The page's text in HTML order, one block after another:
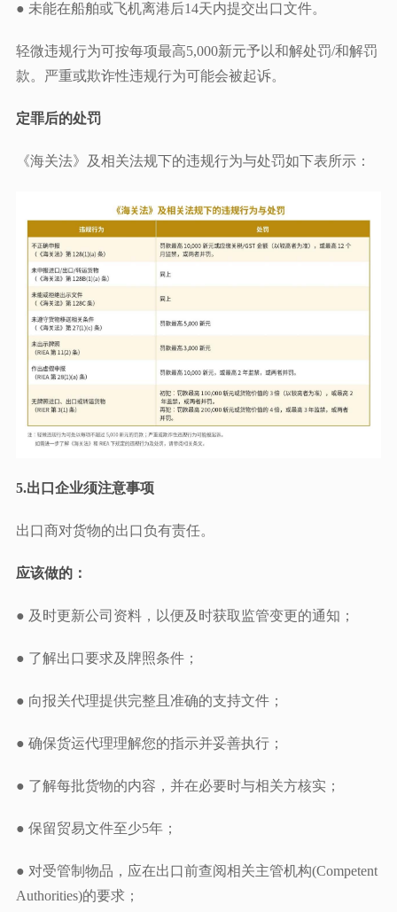
● 未能在船舶或飞机离港后14天内提交出口文件。
轻微违规行为可按每项最高5,000新元予以和解处罚/和解罚
款。严重或欺诈性违规行为可能会被起诉。
定罪后的处罚
《海关法》及相关法规下的违规行为与处罚如下表所示：
5.出口企业须注意事项
出口商对货物的出口负有责任。
应该做的：
● 及时更新公司资料，以便及时获取监管变更的通知；
● 了解出口要求及牌照条件；
● 向报关代理提供完整且准确的支持文件；
● 确保货运代理理解您的指示并妥善执行；
● 了解每批货物的内容，并在必要时与相关方核实；
● 保留贸易文件至少5年；
● 对受管制物品，应在出口前查阅相关主管机构(Competent
Authorities)的要求；